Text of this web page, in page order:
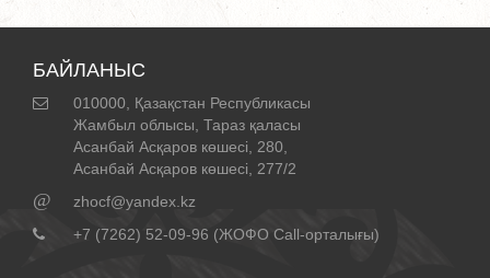
БАЙЛАНЫС
010000, Қазақстан Республикасы
Жамбыл облысы, Тараз қаласы
Асанбай Асқаров көшесі, 280,
Асанбай Асқаров көшесі, 277/2
@
zhocf@yandex.kz
+7 (7262) 52-09-96 (ЖОФО Call-орталығы)